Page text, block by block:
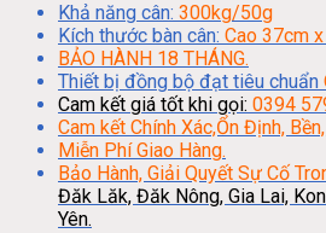
Khả năng cân: 300kg/50g
Kích thước bàn cân: Cao 37cm
BẢO HÀNH 18 THÁNG.
Thiết bị đồng bộ đạt tiêu chuẩn
Cam kết giá tốt khi gọi: 0394
Cam kết Chính Xác,Ổn Định,
Miễn Phí Giao Hàng.
Bảo Hành, Giải Quyết Sự Cố
Đăk Lăk, Đăk Nông, Gia Lai,
Yên.